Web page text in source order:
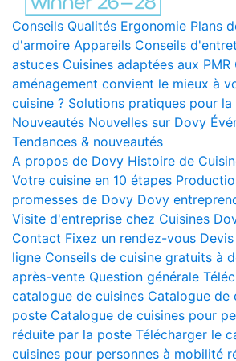
Conseils Qualités Ergonomie Plans
d'armoire Appareils Conseils
astuces Cuisines adaptées aux PMR
aménagement convient le mieux à
cuisine ? Solutions pratiques pour la
Nouveautés Nouvelles sur Dovy
Tendances & nouveautés
A propos de Dovy Histoire de
Votre cuisine en 10 étapes
promesses de Dovy Dovy
Visite d'entreprise chez Cuisines
Contact Fixez un rendez-vous
ligne Conseils de cuisine gratuits à
après-vente Question générale
catalogue de cuisines Catalogue de
poste Catalogue de cuisines pour
réduite par la poste Télécharger le
cuisines pour personnes à mobilité